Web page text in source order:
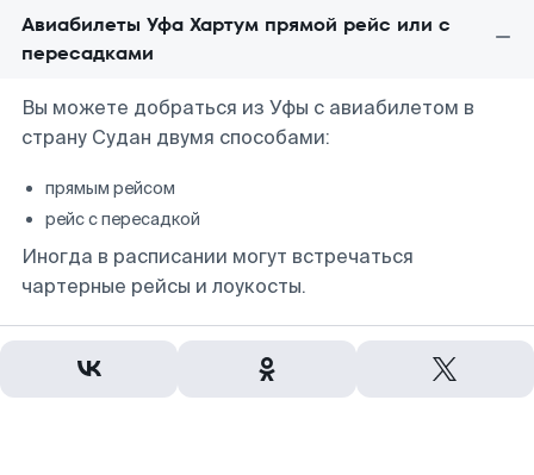
Авиабилеты Уфа Хартум прямой рейс или с
пересадками
Вы можете добраться из Уфы с авиабилетом в
страну Судан двумя способами:
прямым рейсом
рейс с пересадкой
Иногда в расписании могут встречаться
чартерные рейсы и лоукосты.